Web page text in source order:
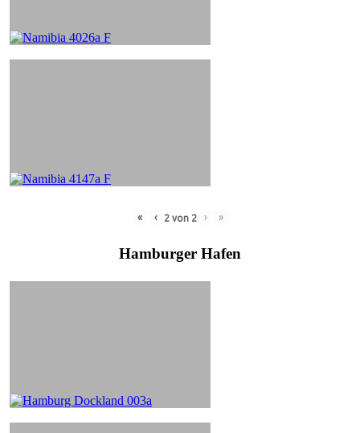
« ‹ 2von 2 › »
Hamburger Hafen